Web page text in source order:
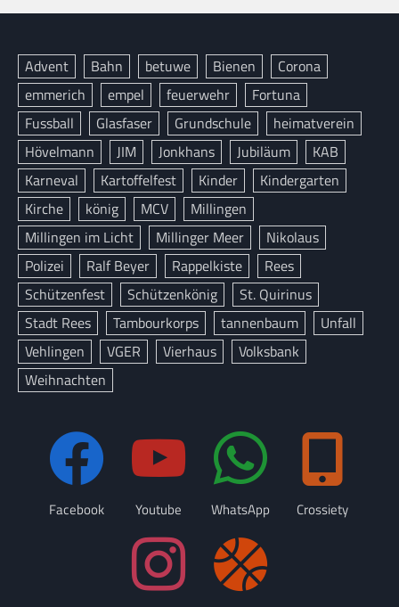
Advent Bahn betuwe Bienen
Corona
emmerich
empel feuerwehr
Fortuna
Fussball
Glasfaser Grundschule
heimatverein
Hövelmann
JIM Jonkhans Jubiläum
KAB
Karneval
Kartoffelfest Kinder
Kindergarten
Kirche
könig MCV
Millingen
Millingen im Licht
Millinger Meer
Nikolaus
Polizei
Ralf Beyer Rappelkiste
Rees
Schützenfest
Schützenkönig
St. Quirinus
Stadt Rees
Tambourkorps tannenbaum
Unfall
Vehlingen
VGER Vierhaus
Volksbank
Weihnachten
Facebook Youtube WhatsApp Crossiety